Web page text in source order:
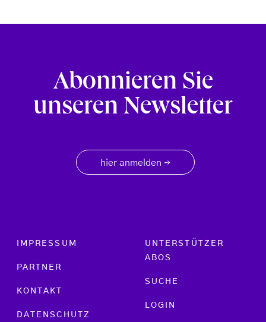
Abonnieren Sie
unseren Newsletter
hier anmelden →
Footer menu
IMPRESSUM
PARTNER
KONTAKT
DATENSCHUTZ
UNTERSTÜTZER
ABOS
SUCHE
LOGIN